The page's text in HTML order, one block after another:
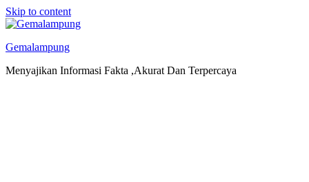
Skip to content
Gemalampung
Menyajikan Informasi Fakta ,Akurat Dan Terpercaya